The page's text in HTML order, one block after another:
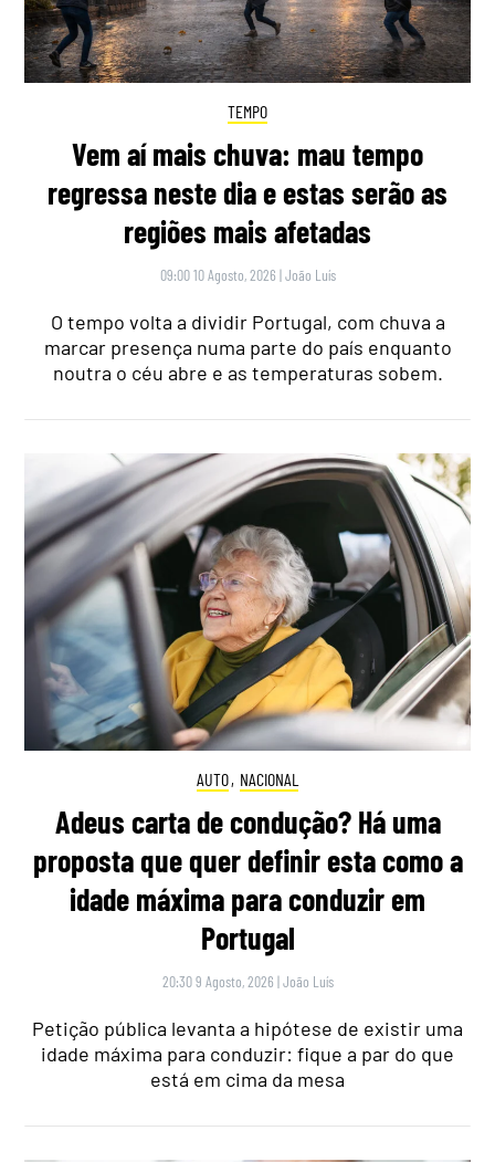
TEMPO
Vem aí mais chuva: mau tempo
regressa neste dia e estas serão as
regiões mais afetadas
09:00 10 Agosto, 2026 |João Luís
O tempo volta a dividir Portugal, com chuva a
marcar presença numa parte do país enquanto
noutra o céu abre e as temperaturas sobem.
AUTO, NACIONAL
Adeus carta de condução? Há uma
proposta que quer definir esta como a
idade máxima para conduzir em
Portugal
20:30 9 Agosto, 2026 |João Luís
Petição pública levanta a hipótese de existir uma
idade máxima para conduzir: fique a par do que
está em cima da mesa